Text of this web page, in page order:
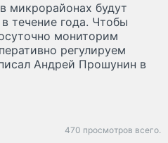
микрорайонах будут
течение года. Чтобы
мониторим
регулируем
Андрей Прошунин в
470 просмотров всего.